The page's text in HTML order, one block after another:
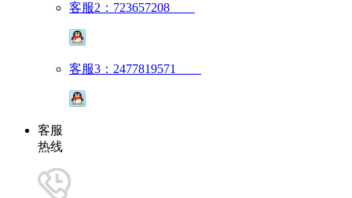
客服2：723657208
客服3：2477819571
客服
热线